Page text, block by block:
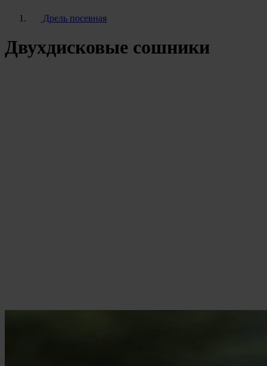
Дрель посевная
Двухдисковые сошники